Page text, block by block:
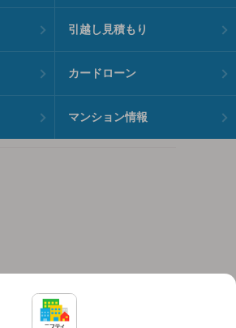
引越し見積もり
カードローン
マンション情報